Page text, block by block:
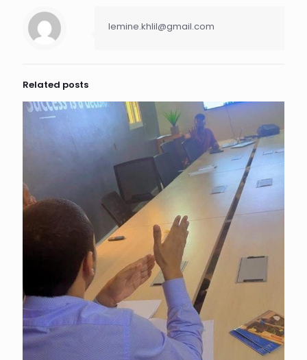
lemine.khlil@gmail.com
Related posts